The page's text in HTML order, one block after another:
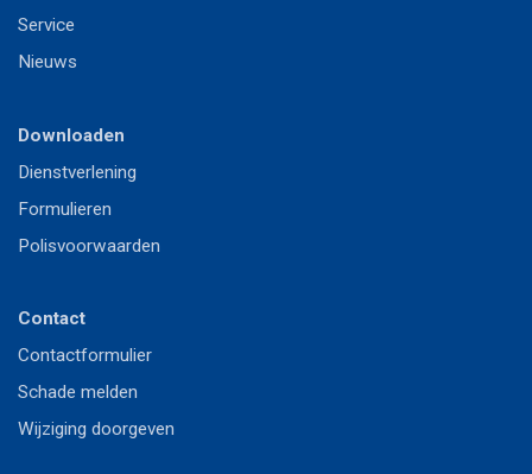
Service
Nieuws
Downloaden
Dienstverlening
Formulieren
Polisvoorwaarden
Contact
Contactformulier
Schade melden
Wijziging doorgeven